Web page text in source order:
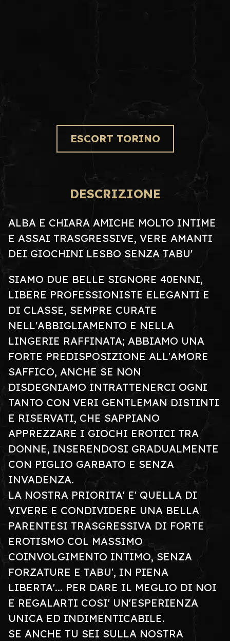
ESCORT TORINO
DESCRIZIONE
ALBA E CHIARA AMICHE MOLTO INTIME
E ASSAI TRASGRESSIVE, VERE AMANTI
DEI GIOCHINI LESBO SENZA TABU'
SIAMO DUE BELLE SIGNORE 40ENNI,
LIBERE PROFESSIONISTE ELEGANTI E
DI CLASSE, SEMPRE CURATE
NELL'ABBIGLIAMENTO E NELLA
LINGERIE RAFFINATA; ABBIAMO UNA
FORTE PREDISPOSIZIONE ALL'AMORE
SAFFICO, ANCHE SE NON
DISDEGNIAMO INTRATTENERCI OGNI
TANTO CON VERI GENTLEMAN DISTINTI
E RISERVATI, CHE SAPPIANO
APPREZZARE I GIOCHI EROTICI TRA
DONNE, INSERENDOSI GRADUALMENTE
CON PIGLIO GARBATO E SENZA
INVADENZA.
LA NOSTRA PRIORITA' E' QUELLA DI
VIVERE E CONDIVIDERE UNA BELLA
PARENTESI TRASGRESSIVA DI FORTE
EROTISMO COL MASSIMO
COINVOLGIMENTO INTIMO, SENZA
FORZATURE E TABU', IN PIENA
LIBERTA'... PER DARE IL MEGLIO DI NOI
E REGALARTI COSI' UN'ESPERIENZA
UNICA ED INDIMENTICABILE.
SE ANCHE TU SEI SULLA NOSTRA